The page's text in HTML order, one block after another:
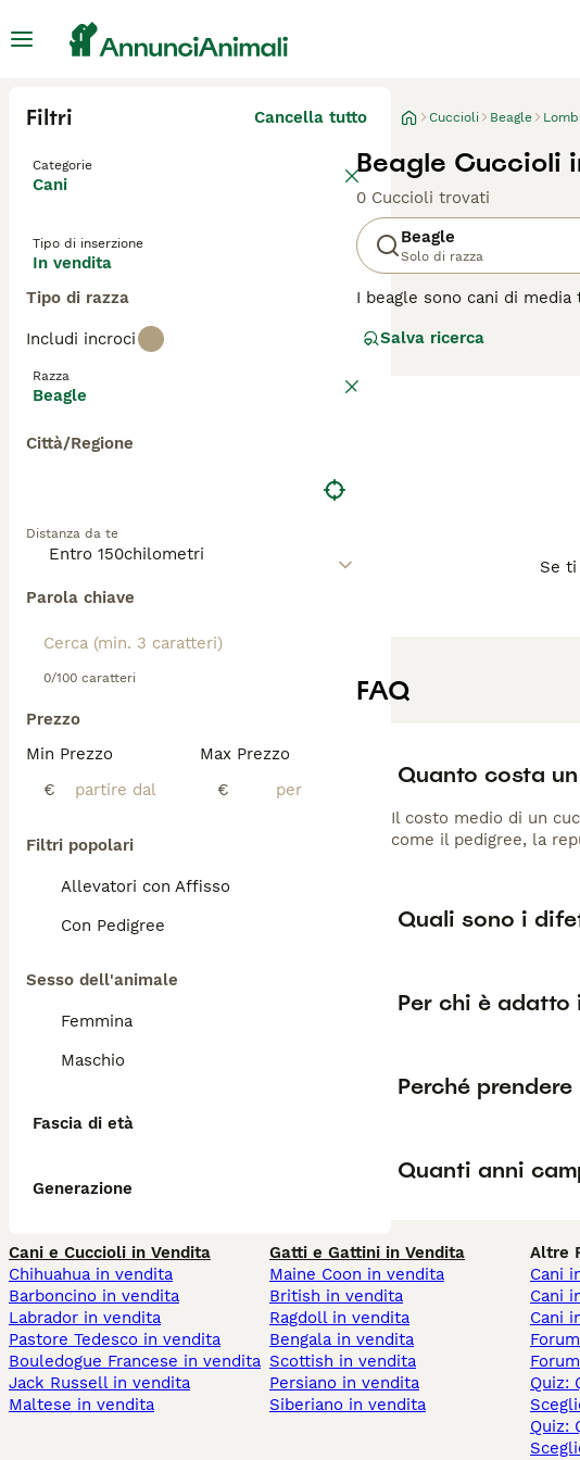
Filtri Cancella tutto
Categorie
Cani
Tipo di inserzione
In vendita
Tipo di razza
Includi incroci
Razza
Beagle
Città/Regione
Distanza da te
Parola chiave
0/100 caratteri
Prezzo
Min Prezzo
€
Max Prezzo
€
Filtri popolari
Allevatori con Affisso
Con Pedigree
Sesso dell'animale
Femmina
Maschio
Fascia di età
Generazione
Cuccioli Beagle
Beagle Cuccioli
0 Cuccioli trovati
Beagle
Solo di razza
I beagle sono cani di
spettatori che i giudici.
che prendere parte a tutto
Salva ricerca
Se
FAQ
Quanto costa
Il costo medio di un
come il pedigree, la
Quali sono i
Per chi è adatto
Perché prendere
Quanti anni
Cani e Cuccioli in Vendita
Chihuahua in vendita
Barboncino in vendita
Labrador in vendita
Pastore Tedesco in vendita
Bouledogue Francese in vendita
Jack Russell in vendita
Maltese in vendita
Gatti e Gattini in Vendita
Maine Coon in vendita
British in vendita
Ragdoll in vendita
Bengala in vendita
Scottish in vendita
Persiano in vendita
Siberiano in vendita
Altre
Cani
Cani
Cani
Quiz:
Quiz: